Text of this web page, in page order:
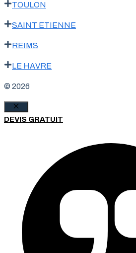
TOULON
SAINT ETIENNE
REIMS
LE HAVRE
© 2026
Fermer
DEVIS GRATUIT